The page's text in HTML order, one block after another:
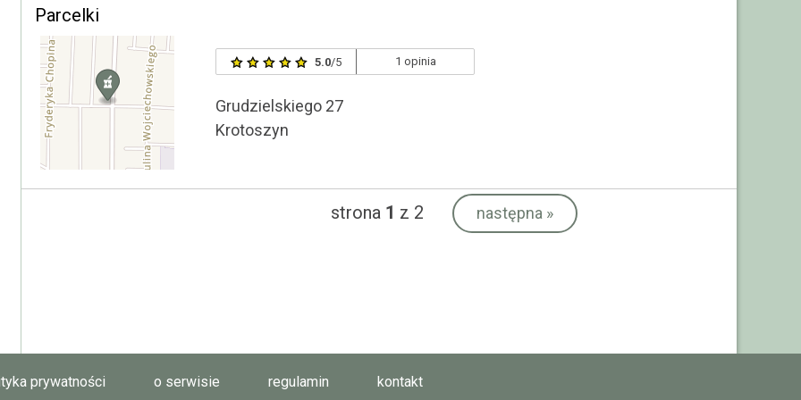
Parcelki
5.0/5 1 opinia
Grudzielskiego 27
Krotoszyn
strona 1 z 2 następna »
prywatności o serwisie regulamin kontakt